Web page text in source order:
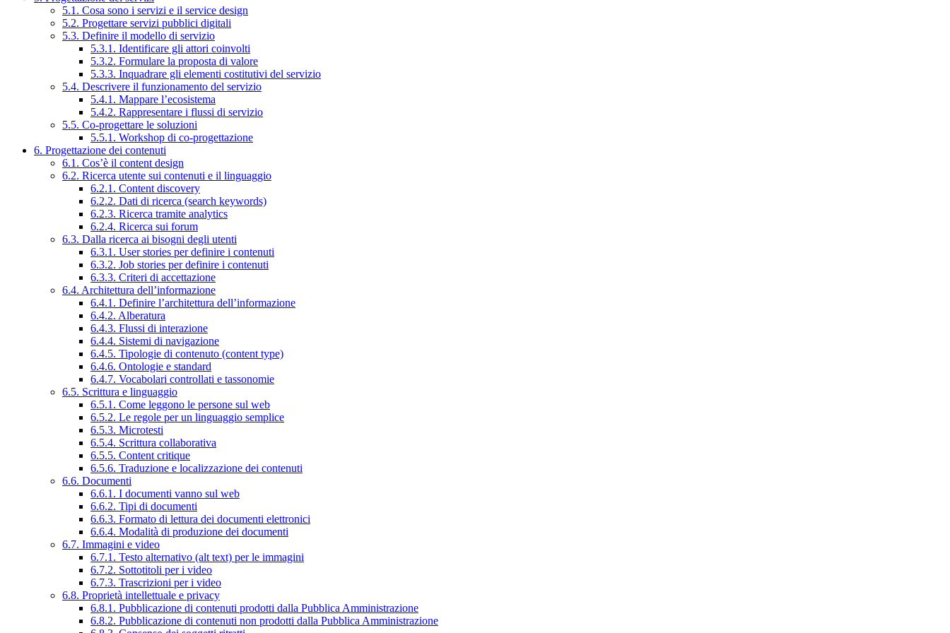
5.1. Cosa sono i servizi e il service design
5.2. Progettare servizi pubblici digitali
5.3. Definire il modello di servizio
5.3.1. Identificare gli attori coinvolti
5.3.2. Formulare la proposta di valore
5.3.3. Inquadrare gli elementi costitutivi del servizio
5.4. Descrivere il funzionamento del servizio
5.4.1. Mappare l’ecosistema
5.4.2. Rappresentare i flussi di servizio
5.5. Co-progettare le soluzioni
5.5.1. Workshop di co-progettazione
6. Progettazione dei contenuti
6.1. Cos’è il content design
6.2. Ricerca utente sui contenuti e il linguaggio
6.2.1. Content discovery
6.2.2. Dati di ricerca (search keywords)
6.2.3. Ricerca tramite analytics
6.2.4. Ricerca sui forum
6.3. Dalla ricerca ai bisogni degli utenti
6.3.1. User stories per definire i contenuti
6.3.2. Job stories per definire i contenuti
6.3.3. Criteri di accettazione
6.4. Architettura dell’informazione
6.4.1. Definire l’architettura dell’informazione
6.4.2. Alberatura
6.4.3. Flussi di interazione
6.4.4. Sistemi di navigazione
6.4.5. Tipologie di contenuto (content type)
6.4.6. Ontologie e standard
6.4.7. Vocabolari controllati e tassonomie
6.5. Scrittura e linguaggio
6.5.1. Come leggono le persone sul web
6.5.2. Le regole per un linguaggio semplice
6.5.3. Microtesti
6.5.4. Scrittura collaborativa
6.5.5. Content critique
6.5.6. Traduzione e localizzazione dei contenuti
6.6. Documenti
6.6.1. I documenti vanno sul web
6.6.2. Tipi di documenti
6.6.3. Formato di lettura dei documenti elettronici
6.6.4. Modalità di produzione dei documenti
6.7. Immagini e video
6.7.1. Testo alternativo (alt text) per le immagini
6.7.2. Sottotitoli per i video
6.7.3. Trascrizioni per i video
6.8. Proprietà intellettuale e privacy
6.8.1. Pubblicazione di contenuti prodotti dalla Pubblica Amministrazione
6.8.2. Pubblicazione di contenuti non prodotti dalla Pubblica Amministrazione